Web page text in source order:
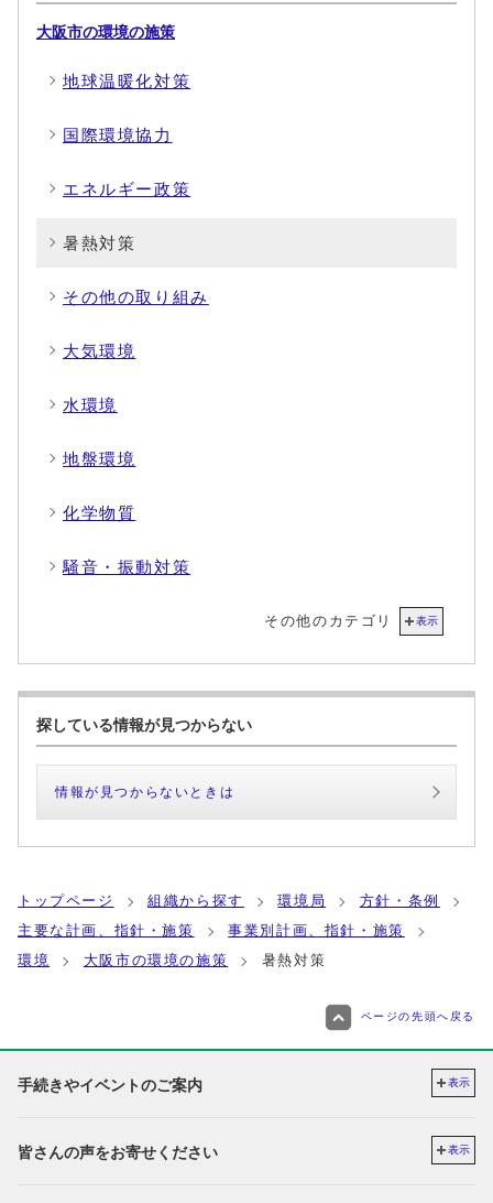
大阪市の環境の施策
地球温暖化対策
国際環境協力
エネルギー政策
暑熱対策
その他の取り組み
大気環境
水環境
地盤環境
化学物質
騒音・振動対策
その他のカテゴリ 表示
探している情報が見つからない
情報が見つからないときは
トップページ 組織から探す 環境局
方針・条例
主要な計画、指針・施策
事業別計画、指針・施策
環境
大阪市の環境の施策 暑熱対策
ページの先頭へ戻る
手続きやイベントのご案内 表示
皆さんの声をお寄せください 表示